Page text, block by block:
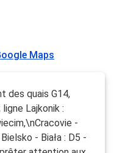
Maps
des quais G14,
ligne Lajkonik :
-
- Biała : D5 -